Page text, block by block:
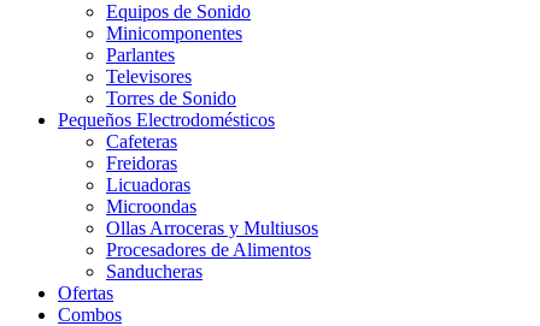
Equipos de Sonido
Minicomponentes
Parlantes
Televisores
Torres de Sonido
Pequeños Electrodomésticos
Cafeteras
Freidoras
Licuadoras
Microondas
Ollas Arroceras y Multiusos
Procesadores de Alimentos
Sanducheras
Ofertas
Combos